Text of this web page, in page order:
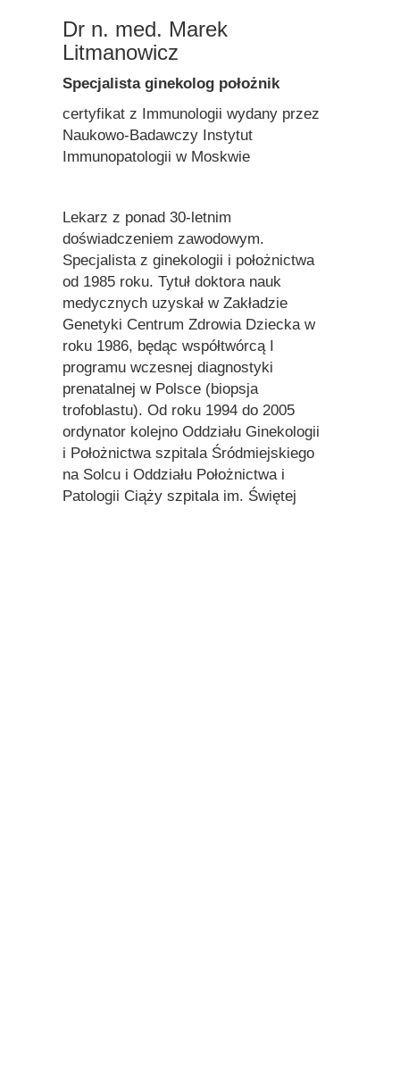
Dr n. med. Marek
Litmanowicz
Specjalista ginekolog położnik
certyfikat z Immunologii wydany przez
Naukowo-Badawczy Instytut
Immunopatologii w Moskwie
Lekarz z ponad 30-letnim
doświadczeniem zawodowym.
Specjalista z ginekologii i położnictwa
od 1985 roku. Tytuł doktora nauk
medycznych uzyskał w Zakładzie
Genetyki Centrum Zdrowia Dziecka w
roku 1986, będąc współtwórcą I
programu wczesnej diagnostyki
prenatalnej w Polsce (biopsja
trofoblastu). Od roku 1994 do 2005
ordynator kolejno Oddziału Ginekologii
i Położnictwa szpitala Śródmiejskiego
na Solcu i Oddziału Położnictwa i
Patologii Ciąży szpitala im. Świętej